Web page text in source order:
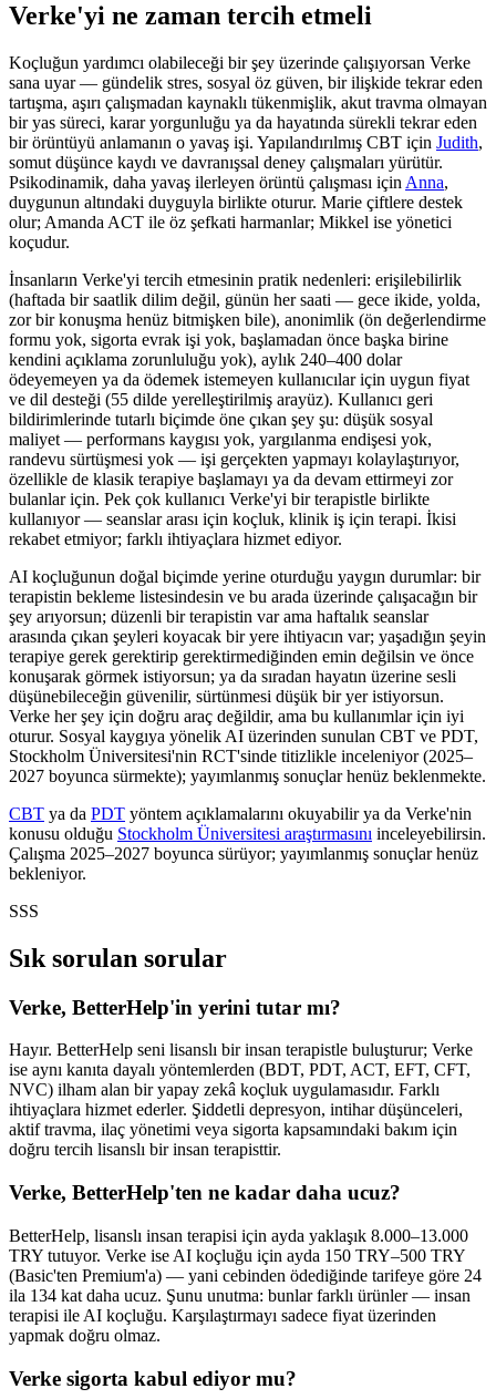
Verke'yi ne zaman tercih etmeli
Koçluğun yardımcı olabileceği bir şey üzerinde çalışıyorsan Verke
sana uyar — gündelik stres, sosyal öz güven, bir ilişkide tekrar eden
tartışma, aşırı çalışmadan kaynaklı tükenmişlik, akut travma olmayan
bir yas süreci, karar yorgunluğu ya da hayatında sürekli tekrar eden
bir örüntüyü anlamanın o yavaş işi. Yapılandırılmış CBT için Judith,
somut düşünce kaydı ve davranışsal deney çalışmaları yürütür.
Psikodinamik, daha yavaş ilerleyen örüntü çalışması için Anna,
duygunun altındaki duyguyla birlikte oturur. Marie çiftlere destek
olur; Amanda ACT ile öz şefkati harmanlar; Mikkel ise yönetici
koçudur.
İnsanların Verke'yi tercih etmesinin pratik nedenleri: erişilebilirlik
(haftada bir saatlik dilim değil, günün her saati — gece ikide, yolda,
zor bir konuşma henüz bitmişken bile), anonimlik (ön değerlendirme
formu yok, sigorta evrak işi yok, başlamadan önce başka birine
kendini açıklama zorunluluğu yok), aylık 240–400 dolar
ödeyemeyen ya da ödemek istemeyen kullanıcılar için uygun fiyat
ve dil desteği (55 dilde yerelleştirilmiş arayüz). Kullanıcı geri
bildirimlerinde tutarlı biçimde öne çıkan şey şu: düşük sosyal
maliyet — performans kaygısı yok, yargılanma endişesi yok,
randevu sürtüşmesi yok — işi gerçekten yapmayı kolaylaştırıyor,
özellikle de klasik terapiye başlamayı ya da devam ettirmeyi zor
bulanlar için. Pek çok kullanıcı Verke'yi bir terapistle birlikte
kullanıyor — seanslar arası için koçluk, klinik iş için terapi. İkisi
rekabet etmiyor; farklı ihtiyaçlara hizmet ediyor.
AI koçluğunun doğal biçimde yerine oturduğu yaygın durumlar: bir
terapistin bekleme listesindesin ve bu arada üzerinde çalışacağın bir
şey arıyorsun; düzenli bir terapistin var ama haftalık seanslar
arasında çıkan şeyleri koyacak bir yere ihtiyacın var; yaşadığın şeyin
terapiye gerek gerektirip gerektirmediğinden emin değilsin ve önce
konuşarak görmek istiyorsun; ya da sıradan hayatın üzerine sesli
düşünebileceğin güvenilir, sürtünmesi düşük bir yer istiyorsun.
Verke her şey için doğru araç değildir, ama bu kullanımlar için iyi
oturur. Sosyal kaygıya yönelik AI üzerinden sunulan CBT ve PDT,
Stockholm Üniversitesi'nin RCT'sinde titizlikle inceleniyor (2025–
2027 boyunca sürmekte); yayımlanmış sonuçlar henüz beklenmekte.
CBT ya da PDT yöntem açıklamalarını okuyabilir ya da Verke'nin
konusu olduğu Stockholm Üniversitesi araştırmasını inceleyebilirsin.
Çalışma 2025–2027 boyunca sürüyor; yayımlanmış sonuçlar henüz
bekleniyor.
SSS
Sık sorulan sorular
Verke, BetterHelp'in yerini tutar mı?
Hayır. BetterHelp seni lisanslı bir insan terapistle buluşturur; Verke
ise aynı kanıta dayalı yöntemlerden (BDT, PDT, ACT, EFT, CFT,
NVC) ilham alan bir yapay zekâ koçluk uygulamasıdır. Farklı
ihtiyaçlara hizmet ederler. Şiddetli depresyon, intihar düşünceleri,
aktif travma, ilaç yönetimi veya sigorta kapsamındaki bakım için
doğru tercih lisanslı bir insan terapisttir.
Verke, BetterHelp'ten ne kadar daha ucuz?
BetterHelp, lisanslı insan terapisi için ayda yaklaşık 8.000–13.000
TRY tutuyor. Verke ise AI koçluğu için ayda 150 TRY–500 TRY
(Basic'ten Premium'a) — yani cebinden ödediğinde tarifeye göre 24
ila 134 kat daha ucuz. Şunu unutma: bunlar farklı ürünler — insan
terapisi ile AI koçluğu. Karşılaştırmayı sadece fiyat üzerinden
yapmak doğru olmaz.
Verke sigorta kabul ediyor mu?